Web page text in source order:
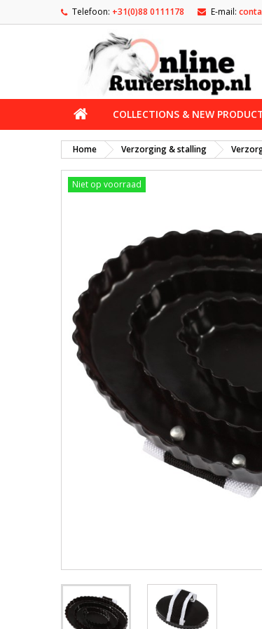
Telefoon: +31(0)88 0111178 E-mail:
COLLECTIONS & NEW
Home Verzorging & stalling
Niet op voorraad